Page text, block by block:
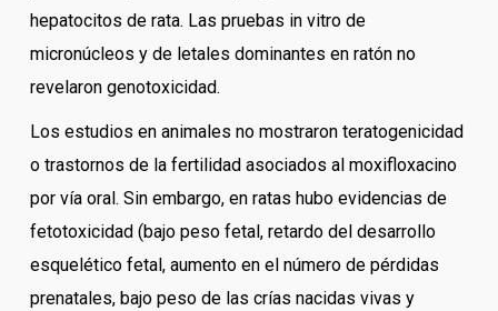
hepatocitos de rata. Las pruebas in vitro de
micronúcleos y de letales dominantes en ratón no
revelaron genotoxicidad.
Los estudios en animales no mostraron teratogenicidad
o trastornos de la fertilidad asociados al moxifloxacino
por vía oral. Sin embargo, en ratas hubo evidencias de
fetotoxicidad (bajo peso fetal, retardo del desarrollo
esquelético fetal, aumento en el número de pérdidas
prenatales, bajo peso de las crías nacidas vivas y